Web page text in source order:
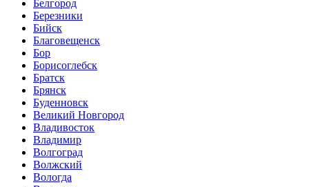
Белгород
Березники
Бийск
Благовещенск
Бор
Борисоглебск
Братск
Брянск
Буденновск
Великий Новгород
Владивосток
Владимир
Волгоград
Волжский
Вологда